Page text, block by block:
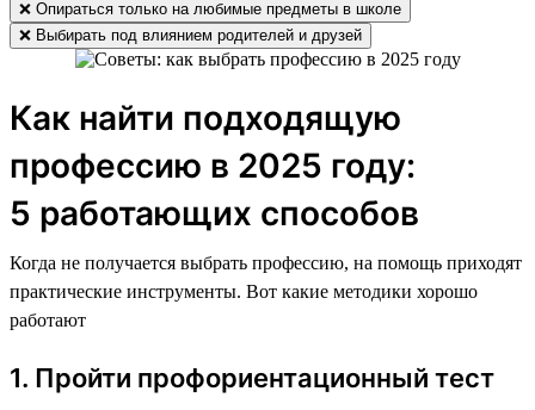
❌ Опираться только на любимые предметы в школе
❌ Выбирать под влиянием родителей и друзей
Как найти подходящую
профессию в 2025 году:
5 работающих способов
Когда не получается выбрать профессию, на помощь приходят
практические инструменты. Вот какие методики хорошо
работают
1. Пройти профориентационный тест